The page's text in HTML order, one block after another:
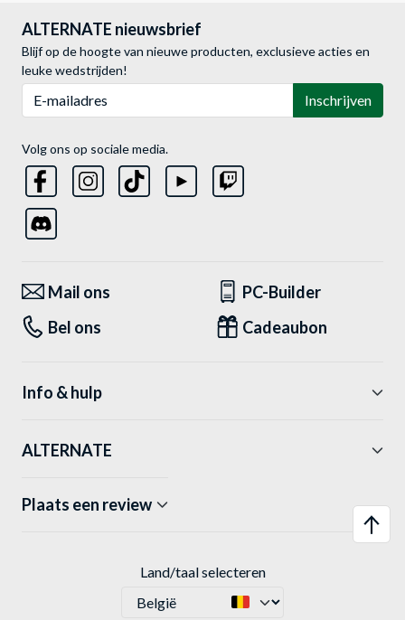
ALTERNATE nieuwsbrief
Blijf op de hoogte van nieuwe producten, exclusieve acties en
leuke wedstrijden!
Inschrijven
Volg ons op sociale media.
Mail ons
PC-Builder
Bel ons
Cadeaubon
Info & hulp
ALTERNATE
Plaats een review
Land/taal selecteren